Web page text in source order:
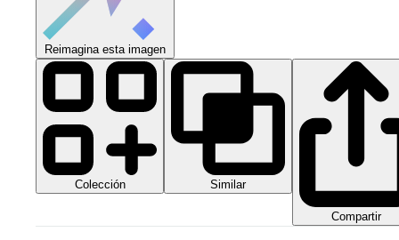
Reimagina esta imagen
Colección Similar
Compartir